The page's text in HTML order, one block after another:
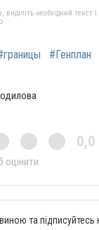
необхідний текст
#Генплан
0,0
оцінити
та підписуйтесь